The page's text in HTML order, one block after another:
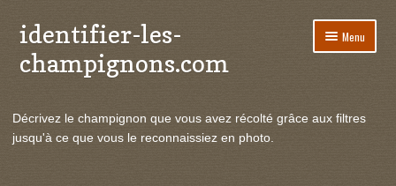
Aller
à
la
Aller
au
contenu
identifier-les-
champignons.com
Menu
le
Actualités
Décrivez le champignon que vous avez récolté grâce aux filtres
jusqu'à ce que vous le reconnaissiez en photo.